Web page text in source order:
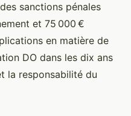
sanctions pénales
et 75 000 €
en matière de
DO dans les dix ans
la responsabilité du